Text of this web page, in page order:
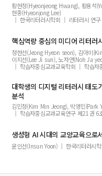
황현정(Hyeonjeong Hwang), 황용석
현종(Hyeonjong Lee)
한국리터러시학회
리터러시 연
핵심역량 중심의 미디어 리터러
정현선(Jeong Hyeon seon), 김아미
이지선(Lee Ji sun), 노자연(Noh Ja
학습자중심교과교육학회
학습자
대학생의 디지털 리터러시태도
분석
김민정(Kim Min Jeong), 박영민(Park
학습자중심교과교육연구 제21권 6
생성형 AI 시대의 교양교육으로
윤인선(Insun Yoon) 한국리터러시